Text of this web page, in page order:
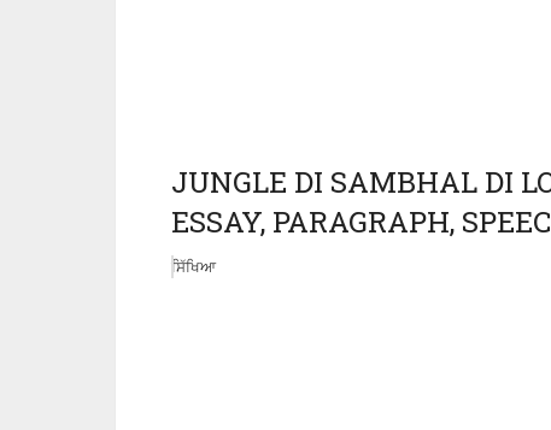
JUNGLE DI SAMBHAL DI
ESSAY, PARAGRAPH,
ਸਿੱਖਿਆ